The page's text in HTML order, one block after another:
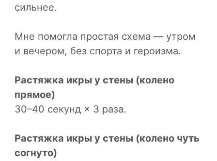
сильнее.
Мне помогла простая схема — утром
и вечером, без спорта и героизма.
Растяжка икры у стены (колено
прямое)
30–40 секунд × 3 раза.
Растяжка икры у стены (колено чуть
согнуто)